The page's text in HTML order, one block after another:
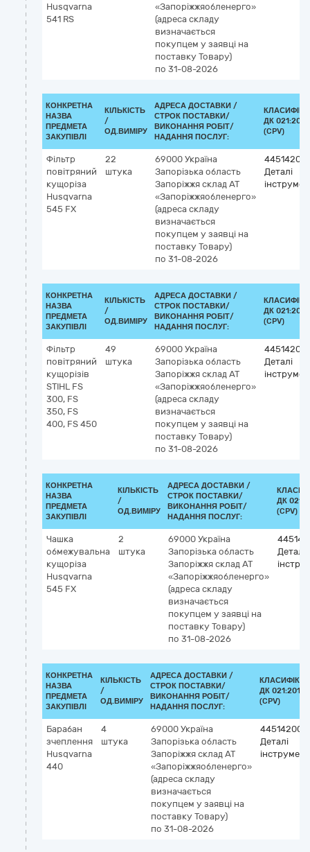
Husqvarna
541 RS
«Запоріжжяобленерго»
(адреса складу
визначається
покупцем у заявці на
поставку Товару)
по 31-08-2026
КОНКРЕТНА
НАЗВА
ПРЕДМЕТА
ЗАКУПІВЛІ
КІЛЬКІСТЬ
/
ОД.ВИМІРУ
АДРЕСА ДОСТАВКИ /
СТРОК ПОСТАВКИ/
ВИКОНАННЯ РОБІТ/
НАДАННЯ ПОСЛУГ:
ДК 021:2015
(CPV)
Фільтр
повітряний
кущоріза
Husqvarna
545 FХ
22
штука
69000 Україна
Запорізька область
Запоріжжя склад АТ
«Запоріжжяобленерго»
(адреса складу
визначається
покупцем у заявці на
поставку Товару)
по 31-08-2026
Деталі
КОНКРЕТНА
НАЗВА
ПРЕДМЕТА
ЗАКУПІВЛІ
КІЛЬКІСТЬ
/
ОД.ВИМІРУ
АДРЕСА ДОСТАВКИ /
СТРОК ПОСТАВКИ/
ВИКОНАННЯ РОБІТ/
НАДАННЯ ПОСЛУГ:
ДК 021:2015
(CPV)
Фільтр
повітряний
кущорізів
STIHL FS
300, FS
350, FS
400, FS 450
49
штука
69000 Україна
Запорізька область
Запоріжжя склад АТ
«Запоріжжяобленерго»
(адреса складу
визначається
покупцем у заявці на
поставку Товару)
по 31-08-2026
Деталі
КОНКРЕТНА
НАЗВА
ПРЕДМЕТА
ЗАКУПІВЛІ
КІЛЬКІСТЬ
/
ОД.ВИМІРУ
АДРЕСА ДОСТАВКИ /
СТРОК ПОСТАВКИ/
ВИКОНАННЯ РОБІТ/
НАДАННЯ ПОСЛУГ:
ДК
(CPV)
Чашка
обмежувальна
кущоріза
Husqvarna
545 FX
2
штука
69000 Україна
Запорізька область
Запоріжжя склад АТ
«Запоріжжяобленерго»
(адреса складу
визначається
покупцем у заявці на
поставку Товару)
по 31-08-2026
Деталі
КОНКРЕТНА
НАЗВА
ПРЕДМЕТА
ЗАКУПІВЛІ
КІЛЬКІСТЬ
/
ОД.ВИМІРУ
АДРЕСА ДОСТАВКИ /
СТРОК ПОСТАВКИ/
ВИКОНАННЯ РОБІТ/
НАДАННЯ ПОСЛУГ:
ДК 021:2015
(CPV)
Барабан
зчеплення
Husqvarna
440
4
штука
69000 Україна
Запорізька область
Запоріжжя склад АТ
«Запоріжжяобленерго»
(адреса складу
визначається
покупцем у заявці на
поставку Товару)
по 31-08-2026
44514200-
Деталі